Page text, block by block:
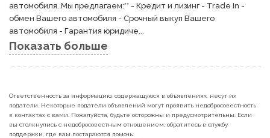
автомобиля. Мы предлагаем:** - Кредит и лизинг - Trade In -
обмен Вашего автомобиля - Срочный выкуп Вашего
автомобиля - Гарантия юридиче...
Показать больше
Ответственность за информацию, содержащуюся в объявлениях, несут их
податели. Некоторые податели объявлений могут проявить недобросовестность
в контактах с вами. Пожалуйста, будьте осторожны и предусмотрительны. Если
вы столкнулись с недобросовестным отношением, обратитесь в службу
поддержки, где вам постараются помочь.